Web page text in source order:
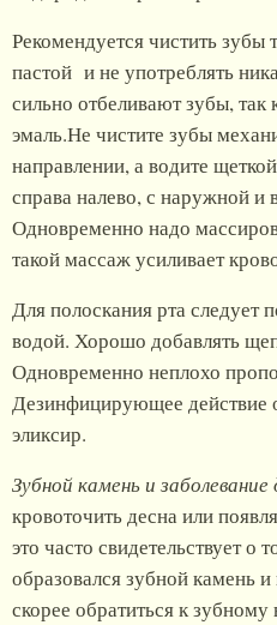
Рекомендуется чистить
пастой и не употреблять
сильно отбеливают зубы, так
эмаль.Не чистите зубы
направлении, а водите
справа налево, с наружной и
Одновременно надо
такой массаж усиливает
Для полоскания рта следует
водой. Хорошо добавлять
Одновременно неплохо
Дезинфицирующее действие
эликсир.
Зубной камень и заболевание
кровоточить десна или
это часто свидетельствует о
образовался зубной камень
скорее обратиться к зубному